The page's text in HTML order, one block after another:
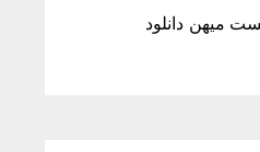
میهن دانلود